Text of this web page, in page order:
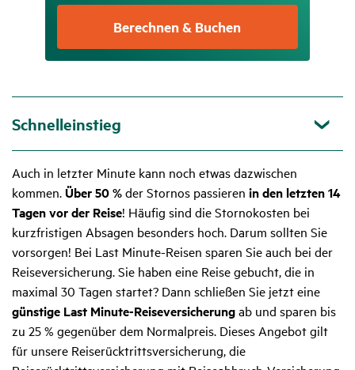
Berechnen & Buchen
Schnelleinstieg
Auch in letzter Minute kann noch etwas dazwischen
kommen.Über 50 %der Stornos passieren in den letzten 14
Tagen vor der Reise! Häufig sind die Stornokosten bei
kurzfristigen Absagen besonders hoch. Darum sollten Sie
vorsorgen! Bei Last Minute-Reisen sparen Sie auch bei der
Reiseversicherung. Sie haben eine Reise gebucht, die in
maximal 30 Tagen startet? Dann schließen Sie jetzt eine
günstige Last Minute-Reiseversicherungab und sparen bis
zu 25 % gegenüber dem Normalpreis. Dieses Angebot gilt
für unsere Reiserücktrittsversicherung, die